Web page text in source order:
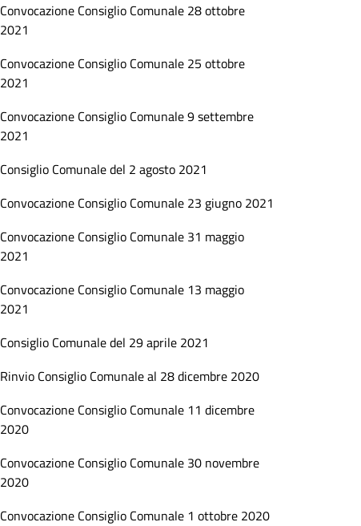
Convocazione Consiglio Comunale 28 ottobre
2021
Convocazione Consiglio Comunale 25 ottobre
2021
Convocazione Consiglio Comunale 9 settembre
2021
Consiglio Comunale del 2 agosto 2021
Convocazione Consiglio Comunale 23 giugno 2021
Convocazione Consiglio Comunale 31 maggio
2021
Convocazione Consiglio Comunale 13 maggio
2021
Consiglio Comunale del 29 aprile 2021
Rinvio Consiglio Comunale al 28 dicembre 2020
Convocazione Consiglio Comunale 11 dicembre
2020
Convocazione Consiglio Comunale 30 novembre
2020
Convocazione Consiglio Comunale 1 ottobre 2020